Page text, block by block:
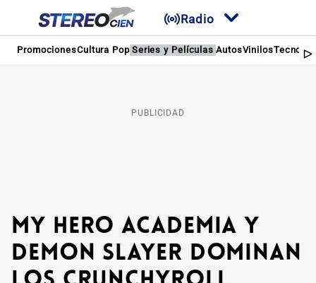
Radio
PromocionesCultura Pop Series y Películas AutosVinilos
PUBLICIDAD
My Hero Academia y
Demon Slayer dominan